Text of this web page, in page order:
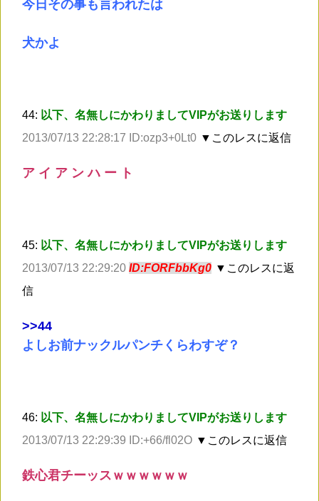
今日その事も言われたは
犬かよ
44: 以下、名無しにかわりましてVIPがお送りします
2013/07/13 22:28:17 ID:ozp3+0Lt0 ▼このレスに返信
ア イ ア ン ハ ー ト
45: 以下、名無しにかわりましてVIPがお送りします
2013/07/13 22:29:20 ID:FORFbbKg0 ▼このレスに返
信
>>44
よしお前ナックルパンチくらわすぞ？
46: 以下、名無しにかわりましてVIPがお送りします
2013/07/13 22:29:39 ID:+66/fl02O ▼このレスに返信
鉄心君チーッスｗｗｗｗｗｗ